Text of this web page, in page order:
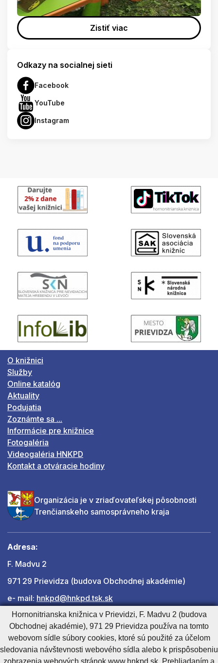
Zistiť viac
Odkazy na socialnej sieti
Facebook
YouTube
Instagram
O knižnici
Služby
Online katalóg
Aktuality
Podujatia
Zoznámte sa ...
Informácie pre knižnice
Fotogaléria
Videogaléria HNKPD
Kontakt a otváracie hodiny
Organizácia je v zriaďovateľskej pôsobnosti
Trenčianskeho samosprávneho kraja
Adresa:
F. Madvu 2
971 29 Prievidza (budova Obchodnej akadémie)
e- mail: hnkpd@hnkpd.tsk.sk
Ďalšie kontakty
Hornonitrianska knižnica v Prievidzi, F. Madvu 2 (budova
Obchodnej akadémie), 971 29 Prievidza používa na tomto
webovom sídle súbory cookies, ktoré sú použité za účelom
sledovania návštevnosti webového sídla alebo k prispôsobeniu
zobrazenia webových stránok www.hnkpd.sk. Prehliadaním a